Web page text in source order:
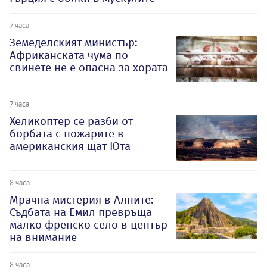
7 часа
Земеделският министър:
Африканската чума по
свинете не е опасна за хората
7 часа
Хеликоптер се разби от
борбата с пожарите в
американския щат Юта
8 часа
Мрачна мистерия в Алпите:
Съдбата на Емил превръща
малко френско село в център
на внимание
8 часа